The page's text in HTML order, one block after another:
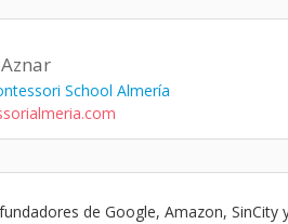
School Almería
de Google, Amazon,